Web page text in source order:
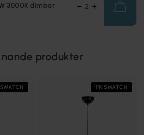
3000K dimbar
produkter
PRISMATCH